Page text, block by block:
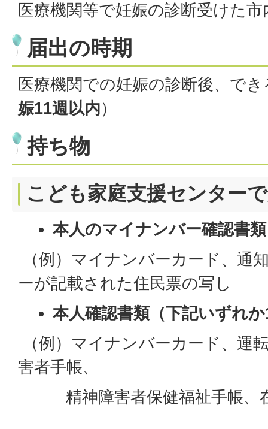
医療機関等で妊娠の診断受けた
届出の時期
医療機関での妊娠の診断後、で
娠11週以内）
持ち物
こども家庭支援センター
本人のマイナンバー確認書
（例）マイナンバーカード、通
ーが記載された住民票の写し
本人確認書類（下記いずれ
（例）マイナンバーカード、運
害者手帳、
精神障害者保健福祉手帳、